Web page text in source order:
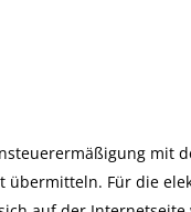
mit
übermitteln. Für die